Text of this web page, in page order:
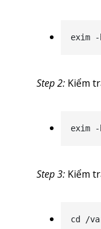
exim -
Step 2: Kiểm
exim -
Step 3: Kiểm
cd /